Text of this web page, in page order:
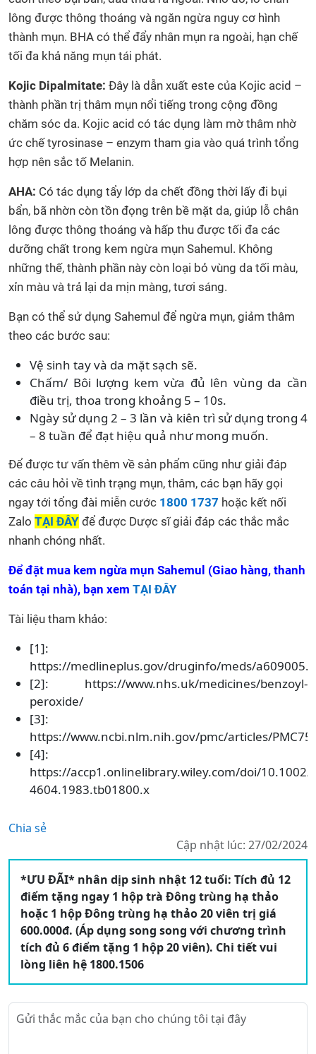
lông được thông thoáng và ngăn ngừa nguy cơ hình
thành mụn. BHA có thể đẩy nhân mụn ra ngoài, hạn chế
tối đa khả năng mụn tái phát.
Kojic Dipalmitate: Đây là dẫn xuất este của Kojic acid –
thành phần trị thâm mụn nổi tiếng trong cộng đồng
chăm sóc da. Kojic acid có tác dụng làm mờ thâm nhờ
ức chế tyrosinase – enzym tham gia vào quá trình tổng
hợp nên sắc tố Melanin.
AHA: Có tác dụng tẩy lớp da chết đồng thời lấy đi bụi
bẩn, bã nhờn còn tồn đọng trên bề mặt da, giúp lỗ chân
lông được thông thoáng và hấp thu được tối đa các
dưỡng chất trong kem ngừa mụn Sahemul. Không
những thế, thành phần này còn loại bỏ vùng da tối màu,
xỉn màu và trả lại da mịn màng, tươi sáng.
Bạn có thể sử dụng Sahemul để ngừa mụn, giảm thâm
theo các bước sau:
Vệ sinh tay và da mặt sạch sẽ.
Chấm/ Bôi lượng kem vừa đủ lên vùng da cần
điều trị, thoa trong khoảng 5 – 10s.
Ngày sử dụng 2 – 3 lần và kiên trì sử dụng trong 4
– 8 tuần để đạt hiệu quả như mong muốn.
Để được tư vấn thêm về sản phẩm cũng như giải đáp
các câu hỏi về tình trạng mụn, thâm, các bạn hãy gọi
ngay tới tổng đài miễn cước 1800 1737 hoặc kết nối
Zalo TẠI ĐÂY để được Dược sĩ giải đáp các thắc mắc
nhanh chóng nhất.
Để đặt mua kem ngừa mụn Sahemul (Giao hàng, thanh
toán tại nhà), bạn xem TẠI ĐÂY
Tài liệu tham khảo:
[1]:
https://medlineplus.gov/druginfo/meds/
[2]: https://www.nhs.uk/medicines/benzoyl-
peroxide/
[3]:
https://www.ncbi.nlm.nih.gov/pmc/articles/
[4]:
https://accp1.onlinelibrary.wiley.com/doi/10.1002/
4604.1983.tb01800.x
Chia sẻ
Cập nhật lúc: 27/02/2024
*ƯU ĐÃI* nhân dịp sinh nhật 12 tuổi: Tích đủ 12
điểm tặng ngay 1 hộp trà Đông trùng hạ thảo
hoặc 1 hộp Đông trùng hạ thảo 20 viên trị giá
600.000đ. (Áp dụng song song với chương trình
tích đủ 6 điểm tặng 1 hộp 20 viên). Chi tiết vui
lòng liên hệ 1800.1506